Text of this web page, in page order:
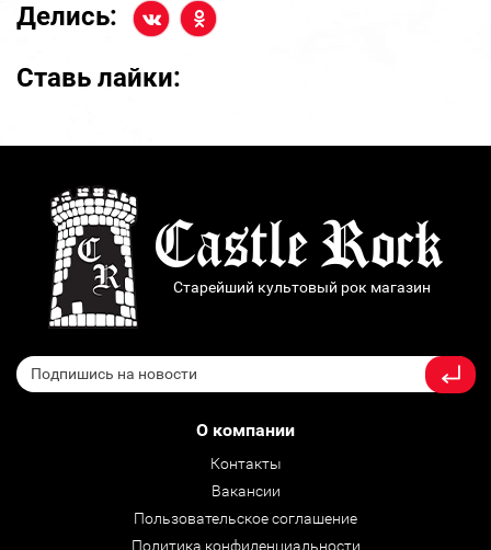
Делись:
Ставь лайки:
Старейший культовый рок магазин
О компании
Контакты
Вакансии
Пользовательское соглашение
Политика конфиденциальности